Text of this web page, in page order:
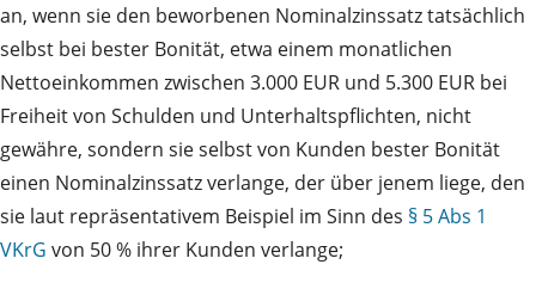
an, wenn sie den beworbenen Nominalzinssatz tatsächlich
selbst bei bester Bonität, etwa einem monatlichen
Nettoeinkommen zwischen 3.000 EUR und 5.300 EUR bei
Freiheit von Schulden und Unterhaltspflichten, nicht
gewähre, sondern sie selbst von Kunden bester Bonität
einen Nominalzinssatz verlange, der über jenem liege, den
sie laut repräsentativem Beispiel im Sinn des § 5 Abs 1
VKrG von 50 % ihrer Kunden verlange;